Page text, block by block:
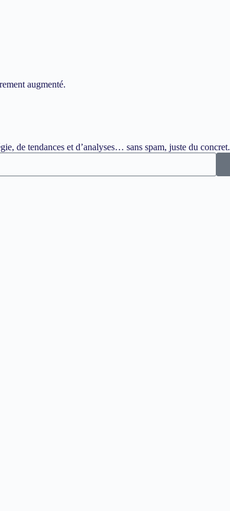
augmenté.
de tendances et d’analyses… sans spam, juste du concret.